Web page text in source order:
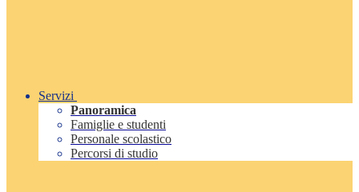
Servizi
Panoramica
Famiglie e studenti
Personale scolastico
Percorsi di studio